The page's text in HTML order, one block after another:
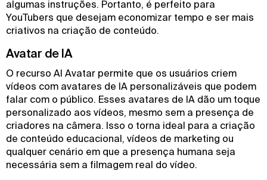
algumas instruções. Portanto, é perfeito para
YouTubers que desejam economizar tempo e ser mais
criativos na criação de conteúdo.
Avatar de IA
O recurso AI Avatar permite que os usuários criem
vídeos com avatares de IA personalizáveis que podem
falar com o público. Esses avatares de IA dão um toque
personalizado aos vídeos, mesmo sem a presença de
criadores na câmera. Isso o torna ideal para a criação
de conteúdo educacional, vídeos de marketing ou
qualquer cenário em que a presença humana seja
necessária sem a filmagem real do vídeo.